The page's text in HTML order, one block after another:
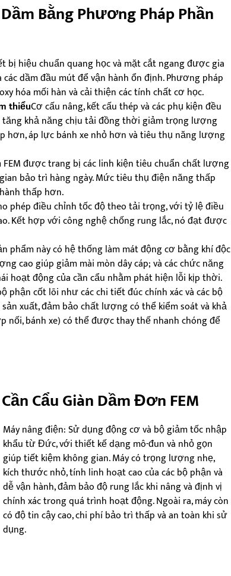
Bằng Phương Pháp Phần
bị hiệu chuẩn quang học và mặt cắt ngang được gia
dầm đầu mút để vận hành ổn định. Phương pháp
hóa mối hàn và cải thiện các tính chất cơ học.
thiểuCơ cấu nâng, kết cấu thép và các phụ kiện đều
khả năng chịu tải đồng thời giảm trọng lượng
hơn, áp lực bánh xe nhỏ hơn và tiêu thụ năng lượng
FEM được trang bị các linh kiện tiêu chuẩn chất lượng
bảo trì hàng ngày. Mức tiêu thụ điện năng thấp
thấp hơn.
phép điều chỉnh tốc độ theo tải trọng, với tỷ lệ điều
Kết hợp với công nghệ chống rung lắc, nó đạt được
phẩm này có hệ thống làm mát động cơ bằng khí độc
cao giúp giảm mài mòn dây cáp; và các chức năng
hoạt động của cần cẩu nhằm phát hiện lỗi kịp thời.
phận cốt lõi như các chi tiết đúc chính xác và các bộ
xuất, đảm bảo chất lượng có thể kiểm soát và khả
nối, bánh xe) có thể được thay thế nhanh chóng để
Cẩu Giàn Dầm Đơn FEM
Máy nâng điện: Sử dụng động cơ và bộ giảm tốc nhập
khẩu từ Đức, với thiết kế dạng mô-đun và nhỏ gọn
giúp tiết kiệm không gian. Máy có trọng lượng nhẹ,
kích thước nhỏ, tính linh hoạt cao của các bộ phận và
dễ vận hành, đảm bảo độ rung lắc khi nâng và định vị
chính xác trong quá trình hoạt động. Ngoài ra, máy còn
có độ tin cậy cao, chi phí bảo trì thấp và an toàn khi sử
dụng.